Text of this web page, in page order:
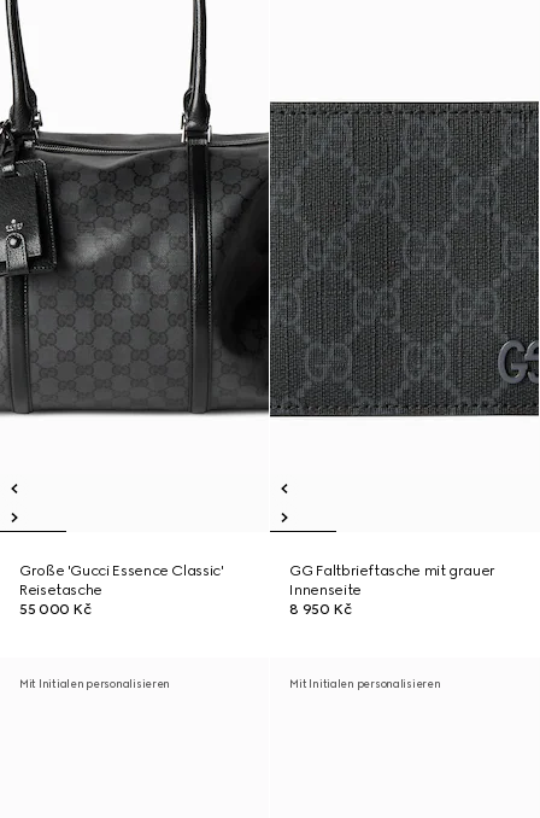
Große 'Gucci Essence Classic'
Reisetasche
55 000 Kč
GG Faltbrieftasche mit grauer
Innenseite
8 950 Kč
Mit Initialen personalisieren Mit Initialen personalisieren